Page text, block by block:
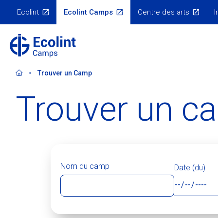
content
Menu
Ecolint Ecolint Camps Centre des arts
Trouver un Camp
Trouver un
Nom du camp Date (du)